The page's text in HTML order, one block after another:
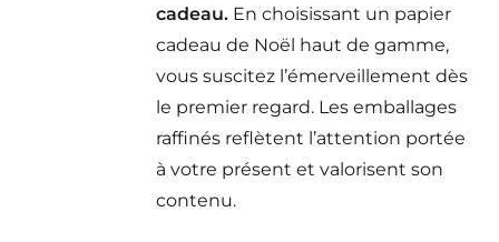
cadeau. En choisissant un papier
cadeau de Noël haut de gamme,
vous suscitez l’émerveillement dès
le premier regard. Les emballages
raffinés reflètent l’attention portée
à votre présent et valorisent son
contenu.